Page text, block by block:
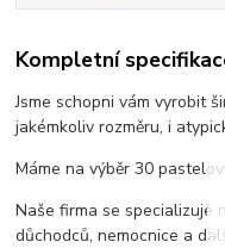
Kompletní
Jsme schopni vám vyrobit
jakémkoliv rozměru, i
Máme na výběr 30
Naše firma se specializuje
důchodců, nemocnice a